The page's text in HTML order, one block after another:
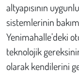
altyapısının
sistemlerinin
Yenimahalle’deki
teknolojik
olarak kendilerini